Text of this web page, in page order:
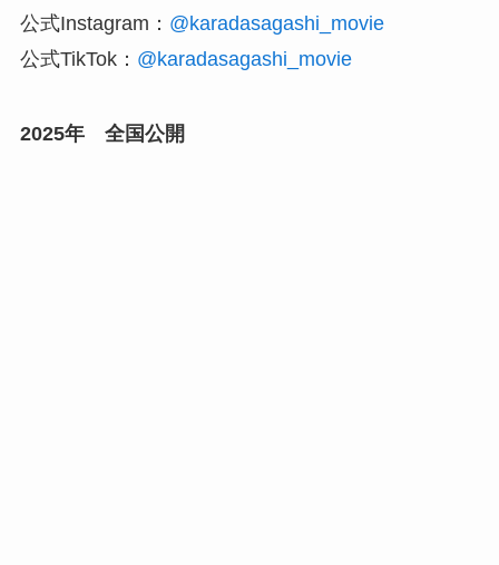
公式Instagram： @karadasagashi_movie
公式TikTok： @karadasagashi_movie
2025年 全国公開